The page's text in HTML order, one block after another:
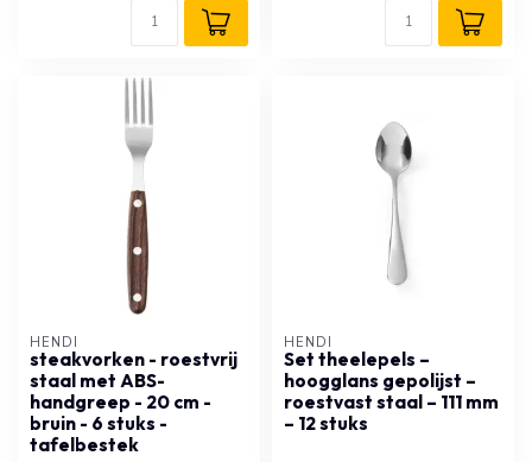
HENDI
steakvorken - roestvrij
staal met ABS-
handgreep - 20 cm -
bruin - 6 stuks -
tafelbestek
HENDI
Set theelepels –
hoogglans gepolijst –
roestvast staal – 111 mm
– 12 stuks